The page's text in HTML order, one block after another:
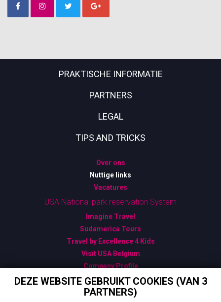
PRAKTISCHE INFORMATIE
PARTNERS
LEGAL
TIPS AND TRICKS
Over ons
Nuttige links
Vacatures
USA National park reservation System
Imagine Travel
Sudamerica Tours
Travel by Excellence 4 Kids
Visit USA Belgium
Company Profile
Algemene Verkoopsvoorwaarden
Bijzondere Verkoopsvoorwaarden
DEZE WEBSITE GEBRUIKT COOKIES (VAN 3
PARTNERS)